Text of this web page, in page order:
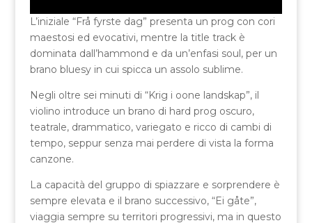
L’iniziale “Frå fyrste dag” presenta un prog con cori
maestosi ed evocativi, mentre la title track è
dominata dall’hammond e da un’enfasi soul, per un
brano bluesy in cui spicca un assolo sublime.
Negli oltre sei minuti di “Krig i oone landskap”, il
violino introduce un brano di hard prog oscuro,
teatrale, drammatico, variegato e ricco di cambi di
tempo, seppur senza mai perdere di vista la forma
canzone.
La capacità del gruppo di spiazzare e sorprendere è
sempre elevata e il brano successivo, “Ei gåte”,
viaggia sempre su territori progressivi, ma in questo